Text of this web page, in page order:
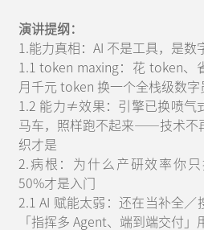
演讲提纲：
1.能力真相：AI 不是工具，是数
1.1 token maxing：花 token、
月千元 token 换一个全栈级数字
1.2 能力≠效果：引擎已换喷气
马车，照样跑不起来——技术不
织才是
2.病根：为什么产研效率你只
50%才是入门
2.1 AI 赋能太弱：还在当补全／
「指挥多 Agent、端到端交付」